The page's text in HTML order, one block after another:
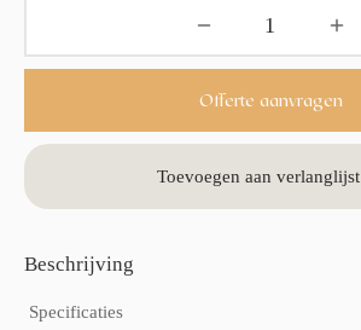
Offerte aanvragen
Toevoegen aan verlanglijst
Beschrijving
Specificaties